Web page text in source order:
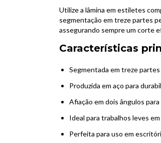
Utilize a lâmina em estiletes
segmentação em treze partes
assegurando sempre um corte
Características
Segmentada em treze
Produzida em aço para
Afiação em dois ângulos
Ideal para trabalhos leves
Perfeita para uso em